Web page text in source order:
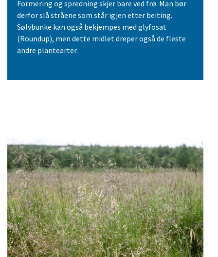
Formering og spredning skjer bare ved frø. Man bør
derfor slå stråene som står igjen etter beiting.
Sølvbunke kan også bekjempes med glyfosat
(Roundup), men dette midlet dreper også de fleste
andre plantearter.